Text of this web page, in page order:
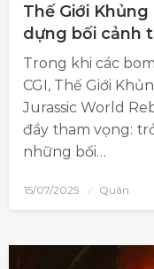
Thế Giới
dựng bối cảnh
Trong khi các
CGI, Thế Giới
Jurassic World
đầy tham vọng:
những bối…
15/07/2025 Quân